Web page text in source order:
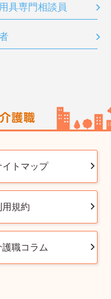
具専門相談員
イトマップ
用規約
護職コラム